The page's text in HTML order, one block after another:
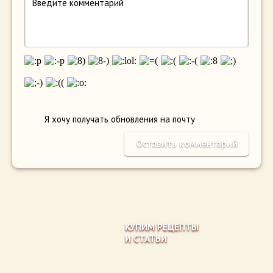
Я хочу получать обновления на почту
КУПИМ РЕЦЕПТЫ
И СТАТЬИ